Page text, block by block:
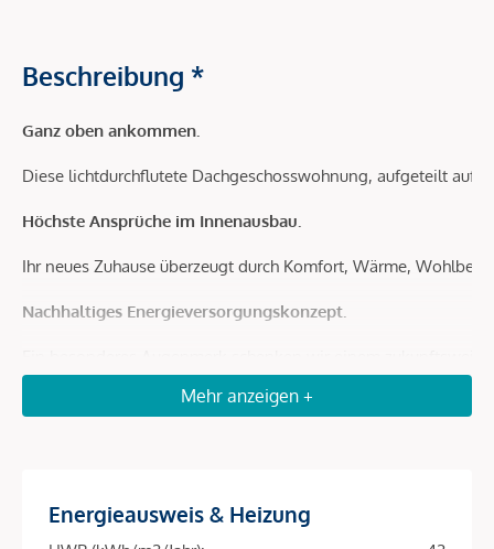
Beschreibung *
Ganz oben ankommen.
Diese lichtdurchflutete Dachgeschosswohnung, aufgeteilt auf
Höchste Ansprüche im Innenausbau.
Ihr neues Zuhause überzeugt durch Komfort, Wärme,
Nachhaltiges Energieversorgungskonzept.
Grundwasserwärmepumpe
. In Kombination mit einer
Photovoltaikanlageam Dach entstehenkaum Heizkosten
ab sofort möglich!
Mehr anzeigen +
Energieausweis & Heizung